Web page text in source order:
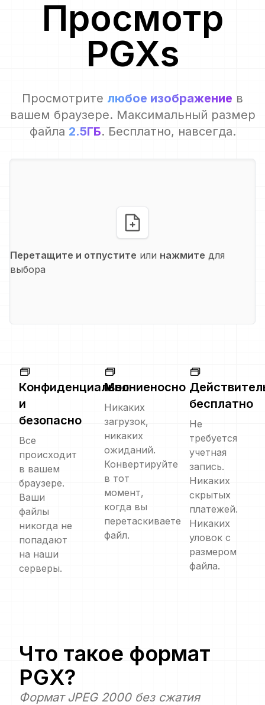
Просмотр
PGXs
Просмотрите любое изображение в
вашем браузере. Максимальный размер
файла 2.5ГБ. Бесплатно, навсегда.
Перетащите и отпустите или нажмите для
выбора
Конфиденциально
и
безопасно
Все
происходит
в вашем
браузере.
Ваши
файлы
никогда не
попадают
на наши
серверы.
Молниеносно
Никаких
загрузок,
никаких
ожиданий.
Конвертируйте
в тот
момент,
когда вы
перетаскиваете
файл.
бесплатно
Не
требуется
учетная
запись.
Никаких
скрытых
платежей.
Никаких
уловок с
размером
файла.
Что такое формат
PGX?
Формат JPEG 2000 без сжатия